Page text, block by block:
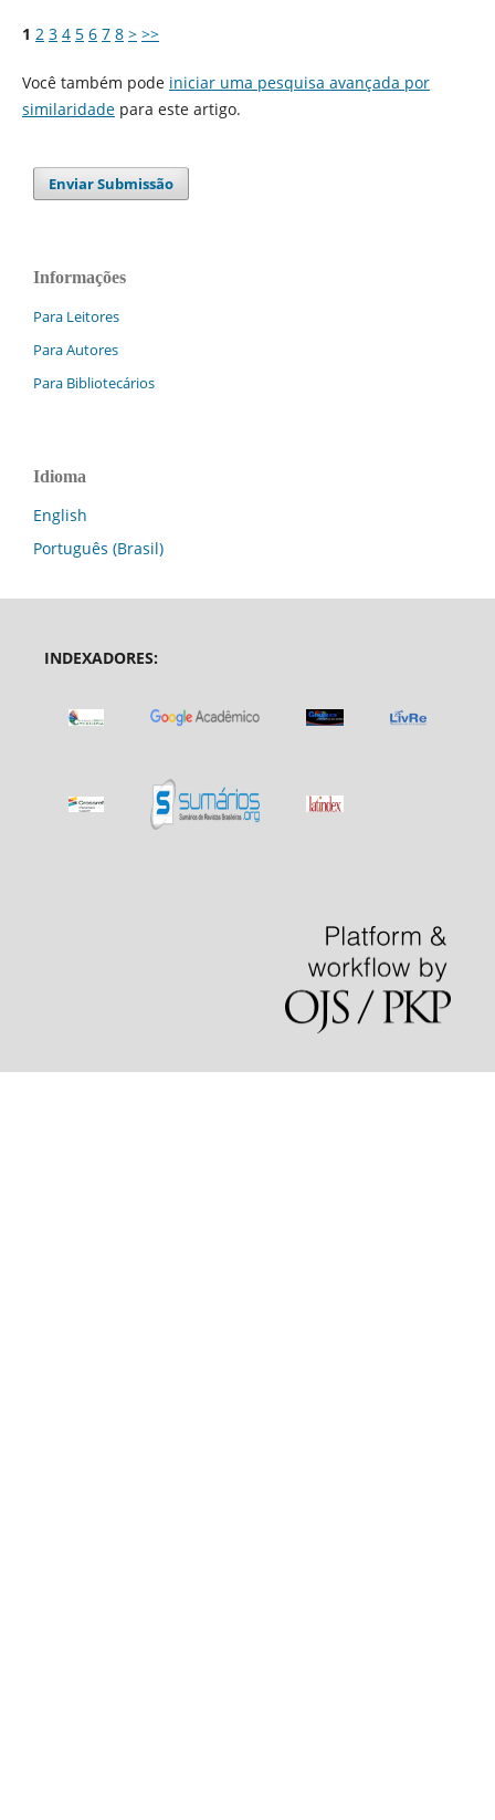
1 2 3 4 5 6 7 8 > >>
Você também pode iniciar uma pesquisa avançada por
similaridadepara este artigo.
Enviar Submissão
Informações
Para Leitores
Para Autores
Para Bibliotecários
Idioma
English
Português (Brasil)
INDEXADORES: